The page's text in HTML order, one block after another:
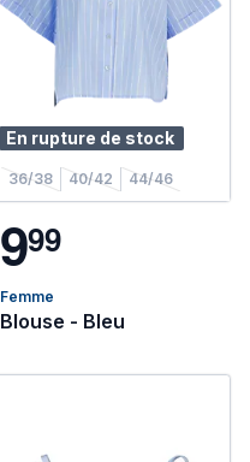
En rupture de stock
36/38 40/42 44/46
999
Femme
Blouse - Bleu